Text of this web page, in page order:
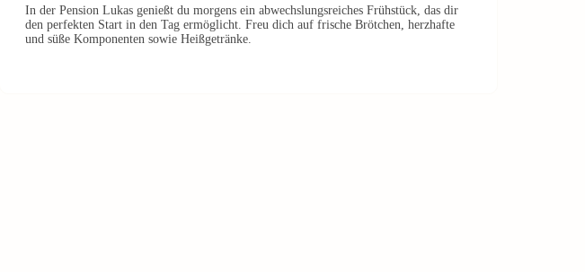
In der Pension Lukas genießt du morgens ein abwechslungsreiches Frühstück, das dir
den perfekten Start in den Tag ermöglicht. Freu dich auf frische Brötchen, herzhafte
und süße Komponenten sowie Heißgetränke.